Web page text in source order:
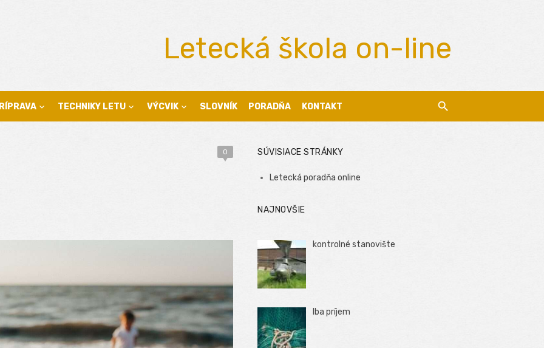
Letecká škola on-line
TECHNIKY LETU VÝCVIK SLOVNÍK PORADŇA KONTAKT
0 SÚVISIACE STRÁNKY
Letecká poradňa online
NAJNOVŠIE
kontrolné stanovište
Iba príjem